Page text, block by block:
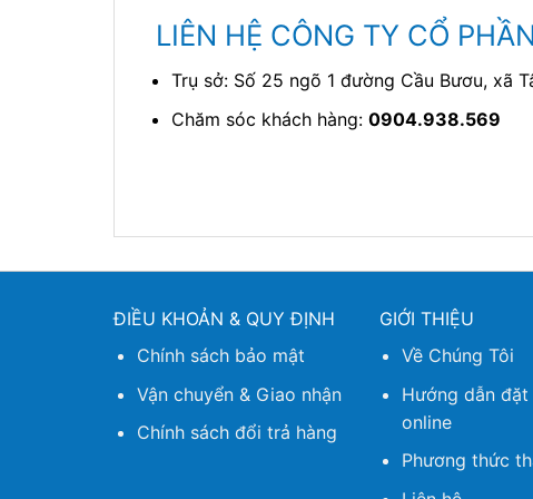
LIÊN HỆ CÔNG TY CỔ
Trụ sở: Số 25 ngõ 1 đường Cầu Bươu, xã
Chăm sóc khách hàng: 0904.938.569
ĐIỀU KHOẢN & QUY ĐỊNH
Chính sách bảo mật
Vận chuyển & Giao nhận
Chính sách đổi trả hàng
GIỚI THIỆU
Về Chúng Tôi
Hướng dẫn đặt
online
Phương thức